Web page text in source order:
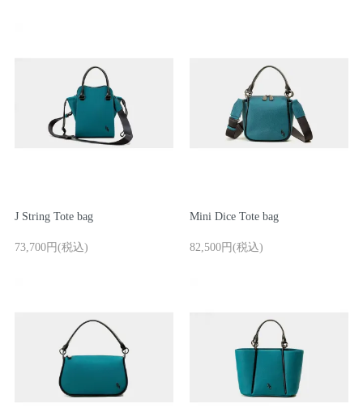
J String Tote bag
73,700円(税込)
Mini Dice Tote bag
82,500円(税込)